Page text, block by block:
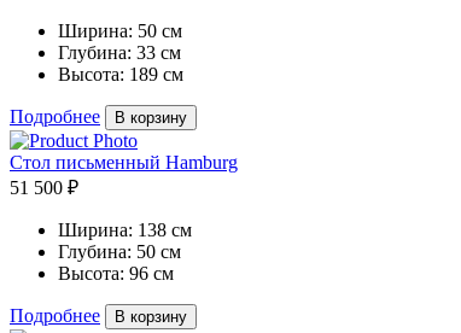
Ширина: 50 см
Глубина: 33 см
Высота: 189 см
Подробнее В корзину
Стол письменный Hamburg
51 500 ₽
Ширина: 138 см
Глубина: 50 см
Высота: 96 см
Подробнее В корзину